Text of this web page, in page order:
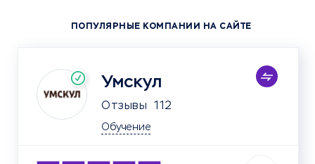
ПОПУЛЯРНЫЕ КОМПАНИИ НА САЙТЕ
Умскул
Отзывы 112
Обучение